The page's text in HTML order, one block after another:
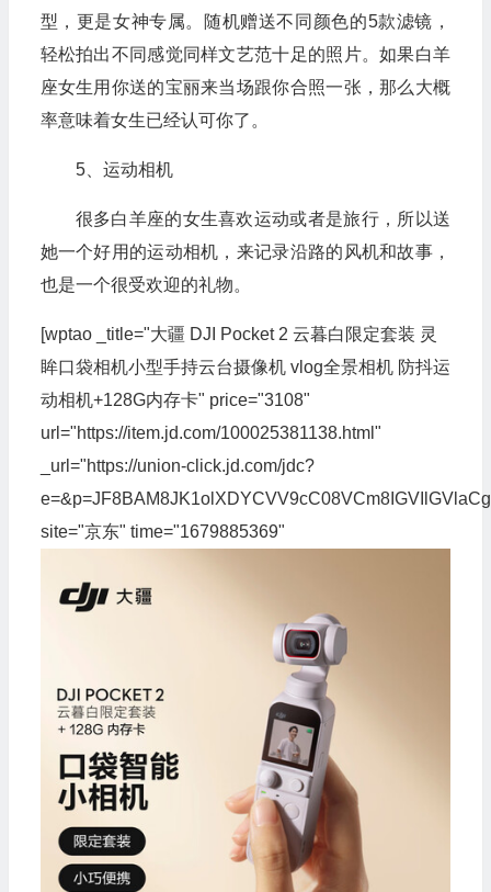
型，更是女神专属。随机赠送不同颜色的5款滤镜，
轻松拍出不同感觉同样文艺范十足的照片。如果白羊
座女生用你送的宝丽来当场跟你合照一张，那么大概
率意味着女生已经认可你了。
5、运动相机
很多白羊座的女生喜欢运动或者是旅行，所以送
她一个好用的运动相机，来记录沿路的风机和故事，
也是一个很受欢迎的礼物。
[wptao _title="大疆 DJI Pocket 2 云暮白限定套装 灵
眸口袋相机小型手持云台摄像机 vlog全景相机 防抖运
动相机+128G内存卡" price="3108"
url="https://item.jd.com/100025381138.html"
_url="https://union-click.jd.com/jdc?
site="京东" time="1679885369"